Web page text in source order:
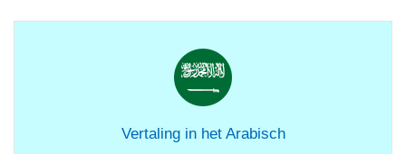
Vertaling in het Arabisch